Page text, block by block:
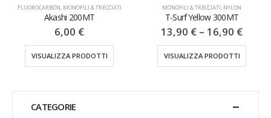
MONOFILI & TRECCIATI,NYLON
T-Surf Yellow 300MT
13,90€
VISUALIZZA PRODOTTI
MONOFILI & TRECCIATI
Krepton M-Tech
5,50€
VISUALIZZA PRODOTTI
CATEGORIE